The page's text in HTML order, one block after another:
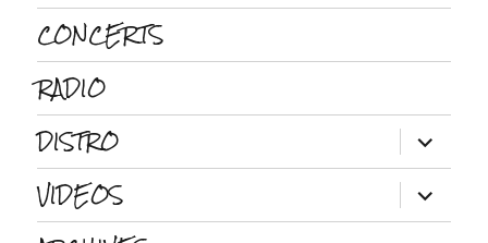
CONCERTS
RADIO
DISTRO
ouvrir
le
sous-
menu
VIDEOS ouvrir
le
sous-